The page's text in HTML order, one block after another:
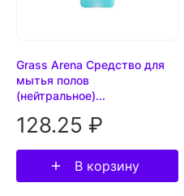
Grass Arena Средство для
мытья полов
(нейтральное)...
128.25 ₽
В корзину